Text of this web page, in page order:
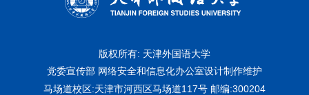
版权所有: 天津外国语大学
党委宣传部 网络安全和信息化办公室设计制作维护
马场道校区:天津市河西区马场道117号 邮编:300204